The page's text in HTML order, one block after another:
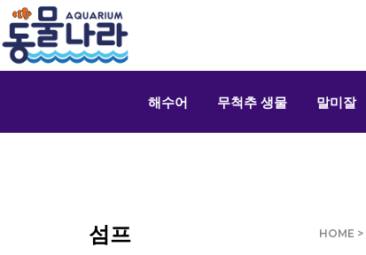
해수어 무척추 생물 말미잘
섬프 HOME >